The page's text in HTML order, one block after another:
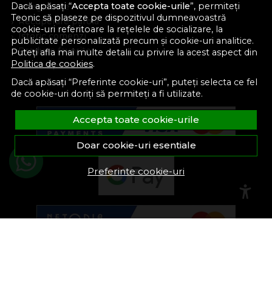
Dacă apăsați “Accepta toate cookie-urile”, permiteți
Teonic să plaseze pe dispozitivul dumneavoastră
cookie-uri referitoare la rețelele de socializare, la
publicitate personalizată precum și cookie-uri analitice.
Puteți afla mai multe detalii cu privire la acest aspect din
Politica de cookies.
Dacă apăsați “Preferinte cookie-uri”, puteți selecta ce fel
de cookie-uri doriți să permiteți a fi utilizate.
Accepta toate cookie-urile
Doar cookie-uri esentiale
Preferinte cookie-uri
Inregistrare
Recuperare parola
Istoric comenzi
Produse favorite
Devino partener